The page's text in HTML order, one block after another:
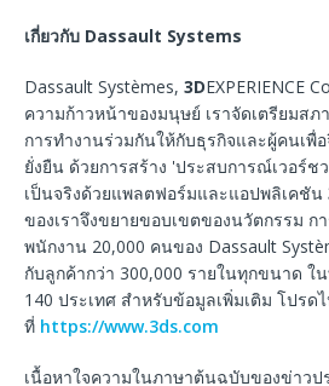
เกี่ยวกับ Dassault Systems
Dassault Systèmes, 3DEXPERIENCE
ความก้าวหน้าของมนุษย์ เราจัดเตรียมส
การทำงานร่วมกันให้กับธุรกิจและผู้คนเพื่
ยั่งยืน ด้วยการสร้าง 'ประสบการณ์เวอร์
เป็นจริงด้วยแพลตฟอร์มและแอปพลิเคชัน
ของเราจึงขยายขอบเขตของนวัตกรรม ก
พนักงาน 20,000 คนของ Dassault
กับลูกค้ากว่า 300,000 รายในทุกขนาด ใ
140 ประเทศ สำหรับข้อมูลเพิ่มเติม โปรด
ที่ https://www.3ds.com
เนื้อหาใจความในภาษาต้นฉบับของข่าว